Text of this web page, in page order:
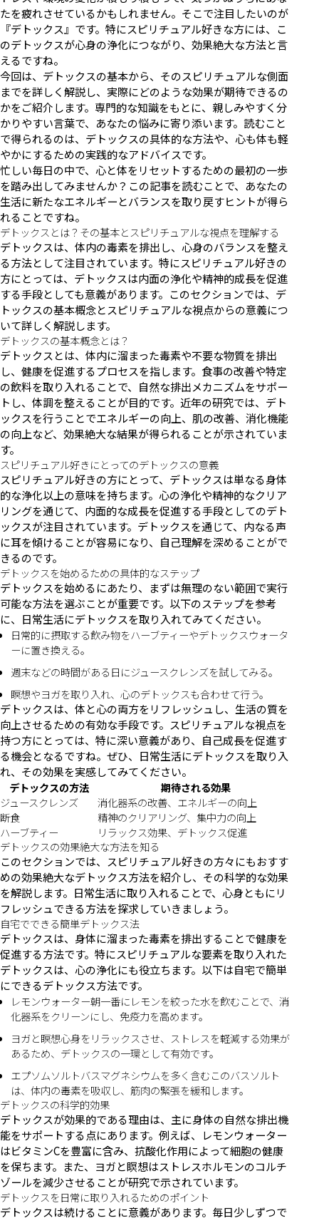
たを疲れさせているかもしれません。そこで注目したいのが
『デトックス』です。特にスピリチュアル好きな方には、こ
のデトックスが心身の浄化につながり、効果絶大な方法と言
えるですね。
今回は、デトックスの基本から、そのスピリチュアルな側面
までを詳しく解説し、実際にどのような効果が期待できるの
かをご紹介します。専門的な知識をもとに、親しみやすく分
かりやすい言葉で、あなたの悩みに寄り添います。読むこと
で得られるのは、デトックスの具体的な方法や、心も体も軽
やかにするための実践的なアドバイスです。
忙しい毎日の中で、心と体をリセットするための最初の一歩
を踏み出してみませんか？この記事を読むことで、あなたの
生活に新たなエネルギーとバランスを取り戻すヒントが得ら
れることですね。
デトックスとは？その基本とスピリチュアルな視点を理解する
デトックスは、体内の毒素を排出し、心身のバランスを整え
る方法として注目されています。特にスピリチュアル好きの
方にとっては、デトックスは内面の浄化や精神的成長を促進
する手段としても意義があります。このセクションでは、デ
トックスの基本概念とスピリチュアルな視点からの意義につ
いて詳しく解説します。
デトックスの基本概念とは？
デトックスとは、体内に溜まった毒素や不要な物質を排出
し、健康を促進するプロセスを指します。食事の改善や特定
の飲料を取り入れることで、自然な排出メカニズムをサポー
トし、体調を整えることが目的です。近年の研究では、デト
ックスを行うことでエネルギーの向上、肌の改善、消化機能
の向上など、効果絶大な結果が得られることが示されていま
す。
スピリチュアル好きにとってのデトックスの意義
スピリチュアル好きの方にとって、デトックスは単なる身体
的な浄化以上の意味を持ちます。心の浄化や精神的なクリア
リングを通じて、内面的な成長を促進する手段としてのデト
ックスが注目されています。デトックスを通じて、内なる声
に耳を傾けることが容易になり、自己理解を深めることがで
きるのです。
デトックスを始めるための具体的なステップ
デトックスを始めるにあたり、まずは無理のない範囲で実行
可能な方法を選ぶことが重要です。以下のステップを参考
に、日常生活にデトックスを取り入れてみてください。
日常的に摂取する飲み物をハーブティーやデトックスウォータ
ーに置き換える。
週末などの時間がある日にジュースクレンズを試してみる。
瞑想やヨガを取り入れ、心のデトックスも合わせて行う。
デトックスは、体と心の両方をリフレッシュし、生活の質を
向上させるための有効な手段です。スピリチュアルな視点を
持つ方にとっては、特に深い意義があり、自己成長を促進す
る機会となるですね。ぜひ、日常生活にデトックスを取り入
れ、その効果を実感してみてください。
デトックスの方法
期待される効果
ジュースクレンズ
消化器系の改善、エネルギーの向上
断食
精神のクリアリング、集中力の向上
ハーブティー
リラックス効果、デトックス促進
デトックスの効果絶大な方法を知る
このセクションでは、スピリチュアル好きの方々にもおすす
めの効果絶大なデトックス方法を紹介し、その科学的な効果
を解説します。日常生活に取り入れることで、心身ともにリ
フレッシュできる方法を探求していきましょう。
自宅でできる簡単デトックス法
デトックスは、身体に溜まった毒素を排出することで健康を
促進する方法です。特にスピリチュアルな要素を取り入れた
デトックスは、心の浄化にも役立ちます。以下は自宅で簡単
にできるデトックス方法です。
レモンウォーター朝一番にレモンを絞った水を飲むことで、消
化器系をクリーンにし、免疫力を高めます。
ヨガと瞑想心身をリラックスさせ、ストレスを軽減する効果が
あるため、デトックスの一環として有効です。
エプソムソルトバスマグネシウムを多く含むこのバスソルト
は、体内の毒素を吸収し、筋肉の緊張を緩和します。
デトックスの科学的効果
デトックスが効果的である理由は、主に身体の自然な排出機
能をサポートする点にあります。例えば、レモンウォーター
はビタミンCを豊富に含み、抗酸化作用によって細胞の健康
を保ちます。また、ヨガと瞑想はストレスホルモンのコルチ
ゾールを減少させることが研究で示されています。
デトックスを日常に取り入れるためのポイント
デトックスは続けることに意義があります。毎日少しずつで